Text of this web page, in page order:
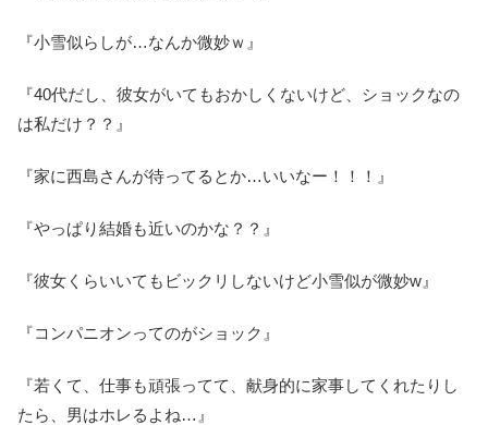
『小雪似らしが…なんか微妙ｗ』
『40代だし、彼女がいてもおかしくないけど、ショックなの
は私だけ？？』
『家に西島さんが待ってるとか…いいなー！！！』
『やっぱり結婚も近いのかな？？』
『彼女くらいいてもビックリしないけど小雪似が微妙w』
『コンパニオンってのがショック』
『若くて、仕事も頑張ってて、献身的に家事してくれたりし
たら、男はホレるよね…』